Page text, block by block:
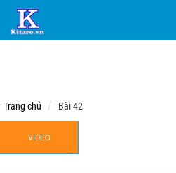
Trang chủ Bài 42
VIDEO